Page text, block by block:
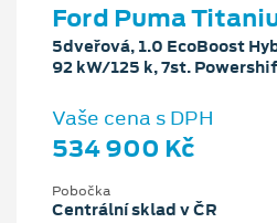
Ford Puma
5dveřová, 1.0 EcoBoost
92 kW/125 k, 7st.
Vaše cena s DPH
534 900 Kč
Pobočka
Centrální sklad v ČR